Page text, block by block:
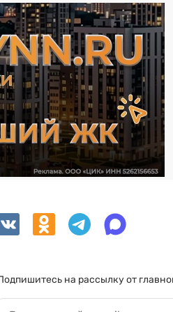
на рассылку от